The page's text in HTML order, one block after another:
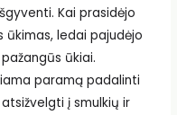
Kai prasidėjo
ūkimas, ledai pajudėjo
ūkiai.
paramą padalinti
į smulkių ir